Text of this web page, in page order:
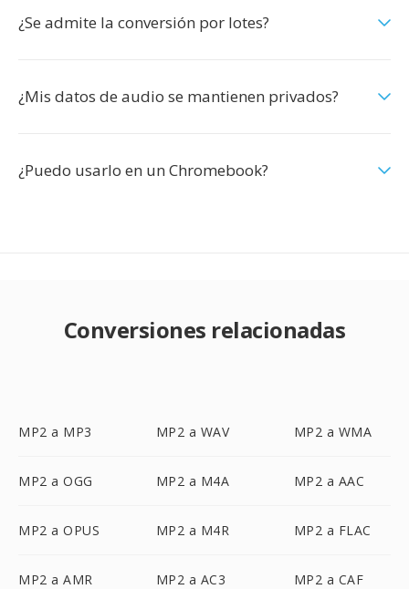
¿Se admite la conversión por lotes?
¿Mis datos de audio se mantienen privados?
¿Puedo usarlo en un Chromebook?
Conversiones relacionadas
MP2 a MP3 MP2 a WAV MP2 a WMA
MP2 a OGG MP2 a M4A MP2 a AAC
MP2 a OPUS MP2 a M4R MP2 a FLAC
MP2 a AMR MP2 a AC3 MP2 a CAF